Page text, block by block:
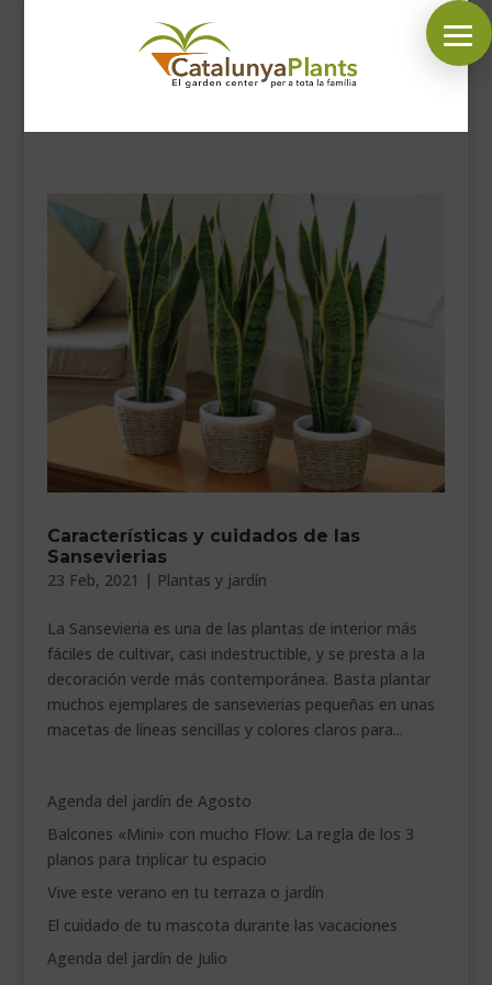
SÍGUENOS EN:
PLANTAS
COMPLEMENTOS JARDÍN
MASCOTAS
DECORACIÓN
HORARIO GARDEN
VEURE EN CATALÀ
Características y cuidados de las
Sansevierias
23 Feb, 2021 | Plantas y jardín
La Sansevieria es una de las plantas de interior más
fáciles de cultivar, casi indestructible, y se presta a la
decoración verde más contemporánea. Basta plantar
muchos ejemplares de sansevierias pequeñas en unas
macetas de líneas sencillas y colores claros para...
Agenda del jardín de Agosto
Balcones «Mini» con mucho Flow: La regla de los 3
planos para triplicar tu espacio
Vive este verano en tu terraza o jardín
El cuidado de tu mascota durante las vacaciones
Agenda del jardín de Julio